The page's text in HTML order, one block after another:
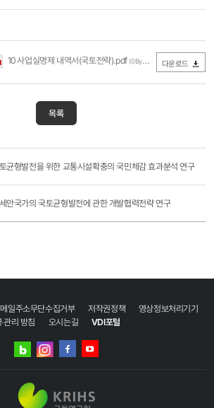
10 사업실명제 내역서(국토전략).pdf (0Byte / 다운로드 331회) 다운로드
목록
균형발전을 위한 교통시설확충의 국민체감 효과분석 연구
안국가의 국토균형발전에 관한 개발협력전략 연구
일주소무단수집거부 저작권정책
영상정보처리기기
관리 방침
오시는길 VDI포털
네이버
인스타그램